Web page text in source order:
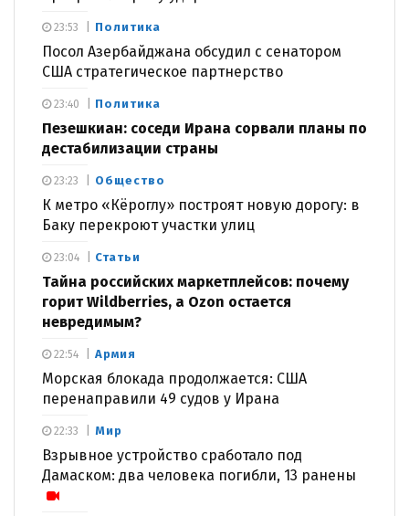
Политика
Посол Азербайджана обсудил с сенатором
США стратегическое партнерство
23:53
Политика
Пезешкиан: соседи Ирана сорвали планы по
дестабилизации страны
23:40
Общество
К метро «Кёроглу» построят новую дорогу: в
Баку перекроют участки улиц
23:23
Статьи
Тайна российских маркетплейсов: почему
горит Wildberries, а Ozon остается
невредимым?
23:04
Армия
Морская блокада продолжается: США
перенаправили 49 судов у Ирана
22:54
Мир
Взрывное устройство сработало под
Дамаском: два человека погибли, 13 ранены
22:33